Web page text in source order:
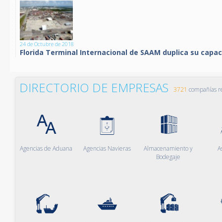
24 de Octubre de 2018
Florida Terminal Internacional de SAAM duplica su
DIRECTORIO DE EMPRESAS 3721 compañías
Agencias de Aduana Agencias Navieras
Almacenamiento y
Bodegaje